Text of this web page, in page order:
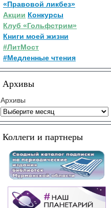
«Правовой ликбез»
Акции Конкурсы
Клуб «Гольфстрим»
Книги моей жизни
#ЛитМост
#Медленные чтения
Архивы
Архивы
Коллеги и партнеры